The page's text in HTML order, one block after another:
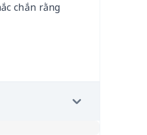
chắn rằng